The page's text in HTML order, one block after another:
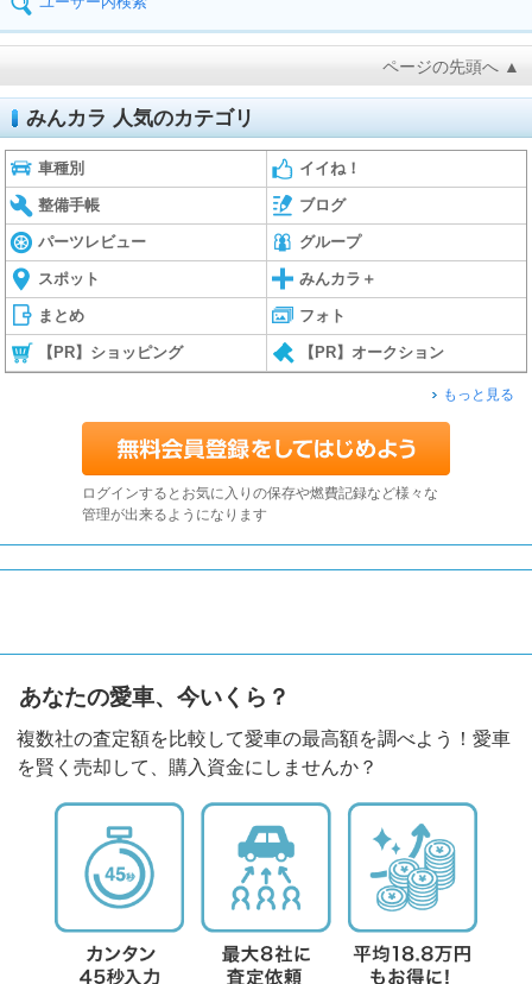
ページの先頭へ ▲
みんカラ 人気のカテゴリ
車種別 イイね！
整備手帳 ブログ
パーツレビュー グループ
スポット みんカラ＋
まとめ フォト
【PR】ショッピング 【PR】オークション
もっと見る
ログインするとお気に入りの保存や燃費記録など様々な
管理が出来るようになります
あなたの愛車、今いくら？
複数社の査定額を比較して愛車の最高額を調べよう！愛車
を賢く売却して、購入資金にしませんか？